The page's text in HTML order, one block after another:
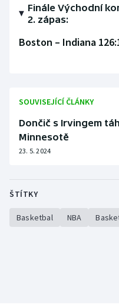
Rychlobruslení
Rychlostní kanoistika
Sportovní střelba
Stolní tenis
Triatlon
Finále Východní
2. zápas:
Boston – Indiana
SOUVISEJÍCÍ ČLÁNKY
Dončič s Irvingem
Minnesotě
23. 5. 2024
ŠTÍTKY
Basketbal NBA